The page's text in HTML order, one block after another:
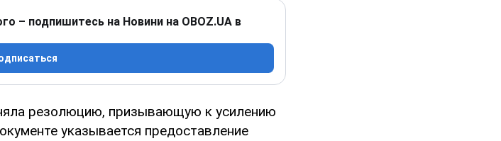
– подпишитесь на Новини на OBOZ.UA в
резолюцию, призывающую к усилению
указывается предоставление